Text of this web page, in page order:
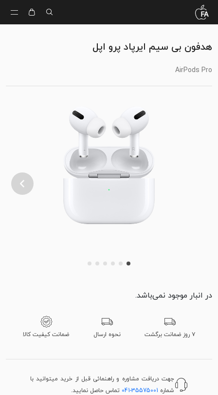
هدفون بی سیم ایرپاد پرو اپل
AirPods Pro
در انبار موجود نمی‌باشد.
۷ روز ضمانت برگشت نحوه ارسال ضمانت کیفیت کالا
جهت دریافت مشاوره و راهنمائی قبل از خرید میتوانید با
شماره 041-35575001 تماس حاصل نمایید.